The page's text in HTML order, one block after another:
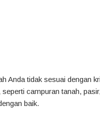
Anda tidak sesuai dengan
campuran tanah,
baik.